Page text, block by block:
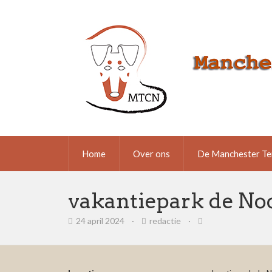
Home Over ons De Manchester
vakantiepark de
24 april 2024 · redactie ·